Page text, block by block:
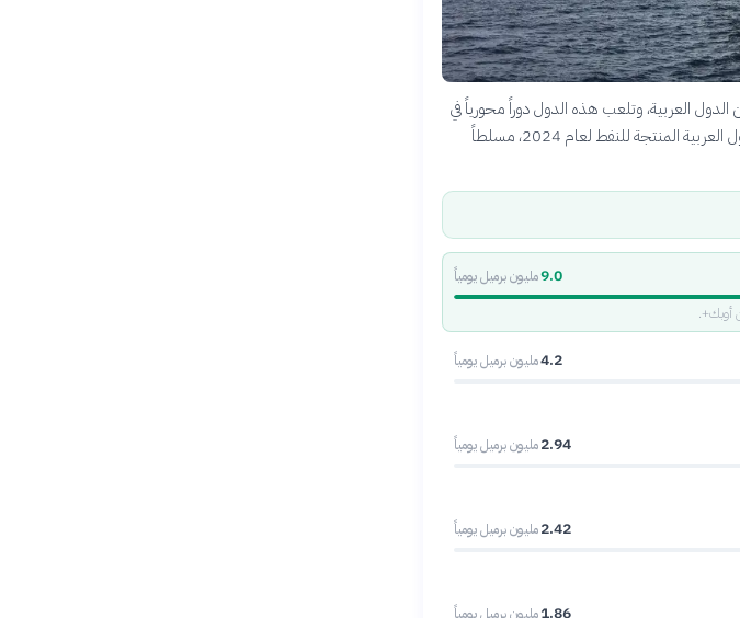
العربية، وتلعب هذه الدول دوراً محورياً في
أسواق الطاقة العالمية. يعرض هذا التوزيع مقارنة لأبرز الدول العربية المنتجة للنفط لعام 2024، مسلطاً
9.0مليون برميل يومياً
أوبك+.
4.2مليون برميل يومياً
2.94مليون برميل يومياً
2.42مليون برميل يومياً
1.86مليون برميل يومياً